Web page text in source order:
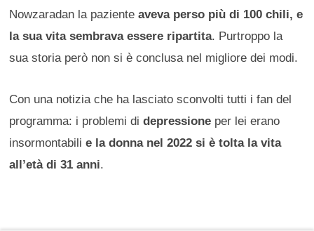
Nowzaradan la pazienteaveva perso più di 100 chili, e
la sua vita sembrava essere ripartita. Purtroppo la
sua storia però non si è conclusa nel migliore dei modi.
Con una notizia che ha lasciato sconvolti tutti i fan del
programma: i problemi didepressione per lei erano
insormontabilie la donna nel 2022 si è tolta la vita
all’età di 31 anni.